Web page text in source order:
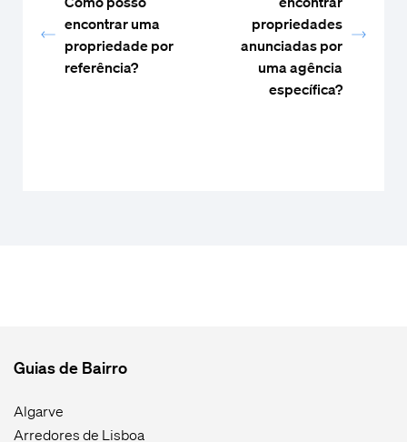
encontrar uma
propriedade por
referência?
propriedades
anunciadas por
uma agência
específica?
Guias de Bairro
Algarve
Arredores de Lisboa